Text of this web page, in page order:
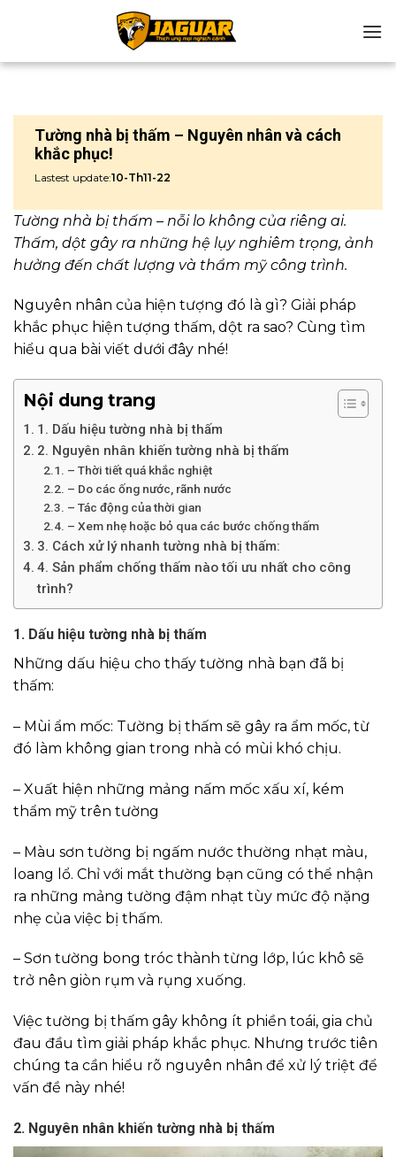
Tường nhà bị thấm – Nguyên nhân và cách
khắc phục!
Lastest update:10-Th11-22
Tường nhà bị thấm – nỗi lo không của riêng ai.
Thấm, dột gây ra những hệ lụy nghiêm trọng, ảnh
hưởng đến chất lượng và thẩm mỹ công trình.
Nguyên nhân của hiện tượng đó là gì? Giải pháp
khắc phục hiện tượng thấm, dột ra sao? Cùng tìm
hiểu qua bài viết dưới đây nhé!
Nội dung trang
1. Dấu hiệu tường nhà bị thấm
2. Nguyên nhân khiến tường nhà bị thấm
– Thời tiết quá khắc nghiệt
– Do các ống nước, rãnh nước
– Tác động của thời gian
– Xem nhẹ hoặc bỏ qua các bước chống thấm
3. Cách xử lý nhanh tường nhà bị thấm:
4. Sản phẩm chống thấm nào tối ưu nhất cho công
trình?
1. Dấu hiệu tường nhà bị thấm
Những dấu hiệu cho thấy tường nhà bạn đã bị
thấm:
– Mùi ẩm mốc: Tường bị thấm sẽ gây ra ẩm mốc, từ
đó làm không gian trong nhà có mùi khó chịu.
– Xuất hiện những mảng nấm mốc xấu xí, kém
thẩm mỹ trên tường
– Màu sơn tường bị ngấm nước thường nhạt màu,
loang lổ. Chỉ với mắt thường bạn cũng có thể nhận
ra những mảng tường đậm nhạt tùy mức độ nặng
nhẹ của việc bị thấm.
– Sơn tường bong tróc thành từng lớp, lúc khô sẽ
trở nên giòn rụm và rụng xuống.
Việc tường bị thấm gây không ít phiền toái, gia chủ
đau đầu tìm giải pháp khắc phục. Nhưng trước tiên
chúng ta cần hiểu rõ nguyên nhân để xử lý triệt để
vấn đề này nhé!
2. Nguyên nhân khiến tường nhà bị thấm